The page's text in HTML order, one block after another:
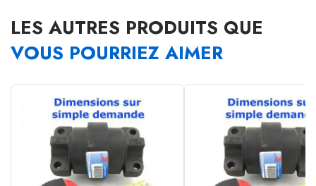
LES AUTRES PRODUITS QUE
VOUS POURRIEZ AIMER